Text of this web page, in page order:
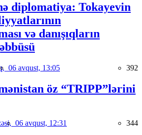
diplomatiya: Tokayevin
və danışıqların
06 avqust, 13:05 392
öz “TRIPP”lərini
06 avqust, 12:31 344